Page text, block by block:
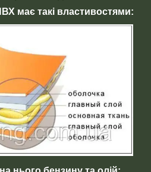
має такі властивостями: